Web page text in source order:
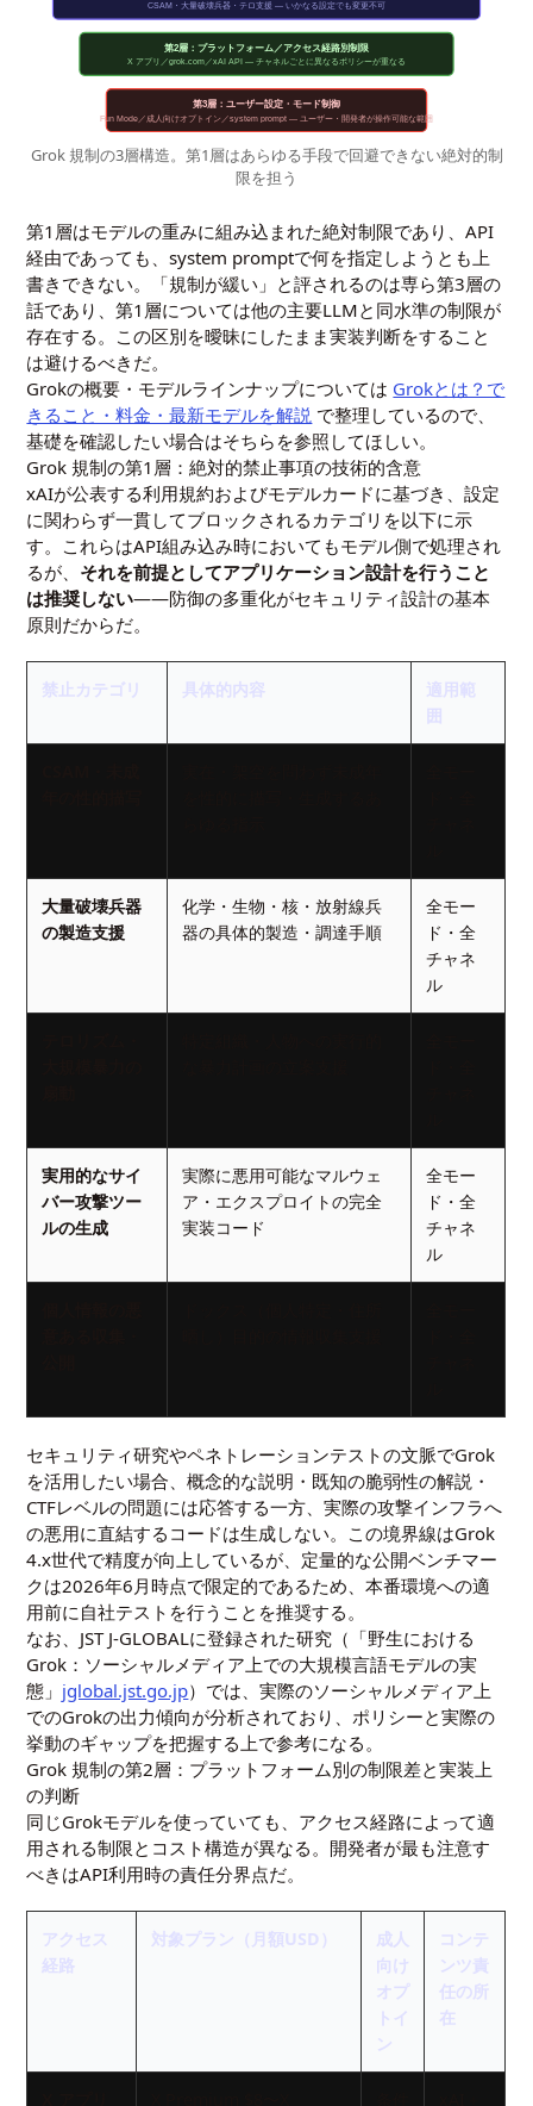
CSAM・大量破壊兵器・テロ支援 — いかなる設定でも変更不可
第2層：プラットフォーム／アクセス経路別制限
X アプリ／grok.com／xAI API — チャネルごとに異なるポリシーが重なる
第3層：ユーザー設定・モード制御
Fun Mode／成人向けオプトイン／system prompt — ユーザー・開発者が操作可能な範囲
Grok 規制の3層構造。第1層はあらゆる手段で回避できない絶対的制
限を担う
第1層はモデルの重みに組み込まれた絶対制限であり、API
経由であっても、system promptで何を指定しようとも上
書きできない。「規制が緩い」と評されるのは専ら第3層の
話であり、第1層については他の主要LLMと同水準の制限が
存在する。この区別を曖昧にしたまま実装判断をすること
は避けるべきだ。
Grokの概要・モデルラインナップについては Grokとは？で
きること・料金・最新モデルを解説 で整理しているので、
基礎を確認したい場合はそちらを参照してほしい。
Grok 規制の第1層：絶対的禁止事項の技術的含意
xAIが公表する利用規約およびモデルカードに基づき、設定
に関わらず一貫してブロックされるカテゴリを以下に示
す。これらはAPI組み込み時においてもモデル側で処理され
るが、 それを前提としてアプリケーション設計を行うこと
は推奨しない——防御の多重化がセキュリティ設計の基本
原則だからだ。
禁止カテゴリ 具体的内容
適用範
囲
大量破壊兵器
の製造支援
化学・生物・核・放射線兵
器の具体的製造・調達手順
全モー
ド・全
チャネ
ル
実用的なサイ
バー攻撃ツー
ルの生成
実際に悪用可能なマルウェ
ア・エクスプロイトの完全
実装コード
全モー
ド・全
チャネ
ル
セキュリティ研究やペネトレーションテストの文脈でGrok
を活用したい場合、概念的な説明・既知の脆弱性の解説・
CTFレベルの問題には応答する一方、実際の攻撃インフラへ
の悪用に直結するコードは生成しない。この境界線はGrok
4.x世代で精度が向上しているが、定量的な公開ベンチマー
クは2026年6月時点で限定的であるため、本番環境への適
用前に自社テストを行うことを推奨する。
なお、JST J-GLOBALに登録された研究（「野生における
Grok：ソーシャルメディア上での大規模言語モデルの実
態」 jglobal.jst.go.jp）では、実際のソーシャルメディア上
でのGrokの出力傾向が分析されており、ポリシーと実際の
挙動のギャップを把握する上で参考になる。
Grok 規制の第2層：プラットフォーム別の制限差と実装上
の判断
同じGrokモデルを使っていても、アクセス経路によって適
用される制限とコスト構造が異なる。開発者が最も注意す
べきはAPI利用時の責任分界点だ。
アクセス
経路
対象プラン（月額USD）
成人
向け
オプ
トイ
ン
コンテ
ンツ責
任の所
在